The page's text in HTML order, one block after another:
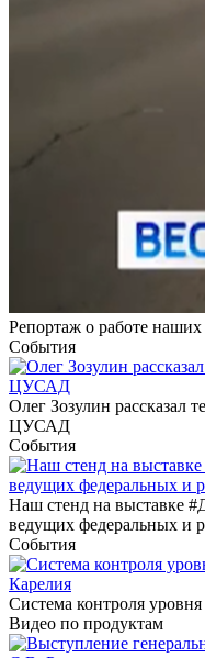
Репортаж о работе
События
Олег Зозулин рассказал
ЦУСАД
События
Наш стенд на выставке
ведущих федеральных и
События
Система контроля
Видео по продуктам